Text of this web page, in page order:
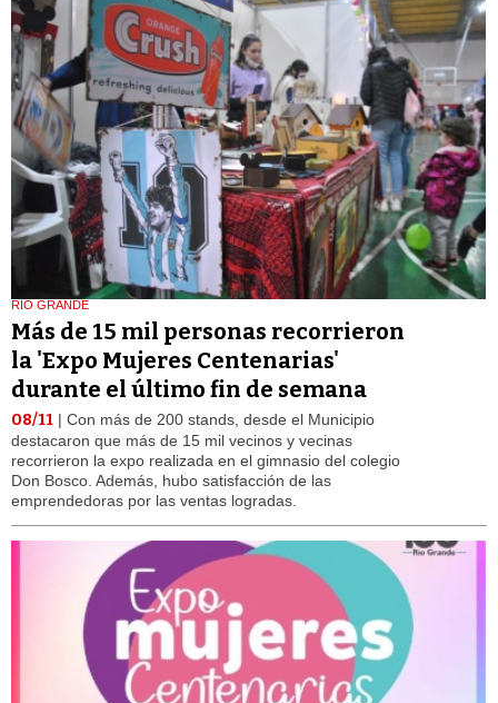
RIO GRANDE
Más de 15 mil personas recorrieron
la 'Expo Mujeres Centenarias'
durante el último fin de semana
08/11 | Con más de 200 stands, desde el Municipio
destacaron que más de 15 mil vecinos y vecinas
recorrieron la expo realizada en el gimnasio del colegio
Don Bosco. Además, hubo satisfacción de las
emprendedoras por las ventas logradas.